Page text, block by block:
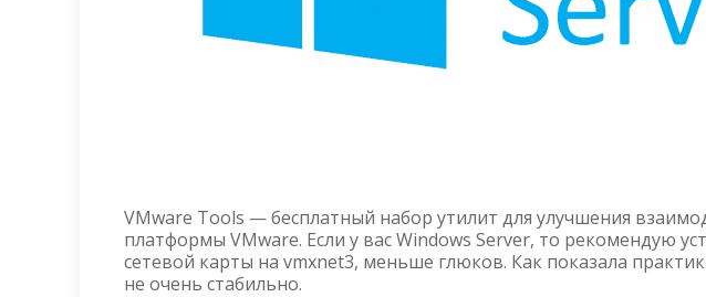
VMware Tools — бесплатный набор утилит для улучшения
платформы VMware. Если у вас Windows Server, то рекомендую
сетевой карты на vmxnet3, меньше глюков. Как показала
не очень стабильно.